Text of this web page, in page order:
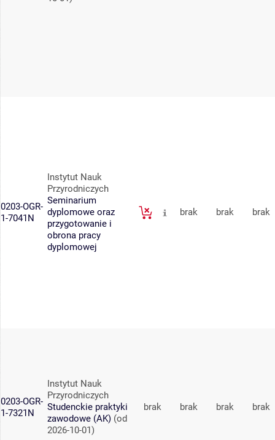
0203-OGR-
1-7041N
Instytut Nauk
Przyrodniczych
Seminarium
dyplomowe oraz
przygotowanie i
obrona pracy
dyplomowej
brak brak brak
0203-OGR-
1-7321N
Instytut Nauk
Przyrodniczych
Studenckie praktyki
zawodowe (AK) (od
2026-10-01)
brak brak brak brak